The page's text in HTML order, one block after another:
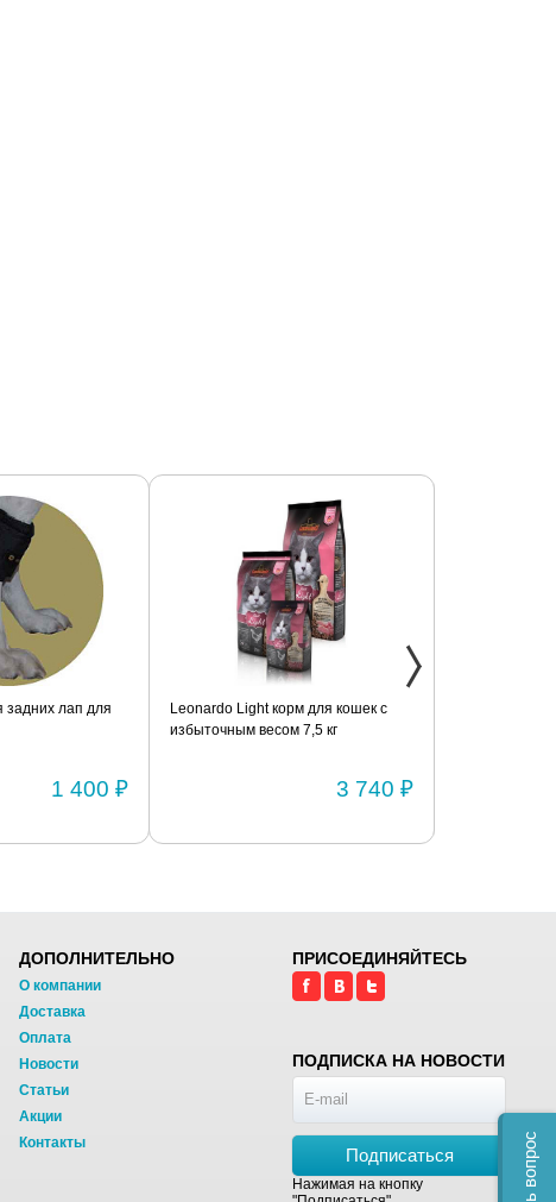
задних лап для
1 400 ₽
Leonardo Light корм для кошек с
избыточным весом 7,5 кг
3 740 ₽
ДОПОЛНИТЕЛЬНО
О компании
Доставка
Оплата
Новости
Статьи
Акции
Контакты
ПРИСОЕДИНЯЙТЕСЬ
ПОДПИСКА НА НОВОСТИ
Подписаться
Нажимая на кнопку